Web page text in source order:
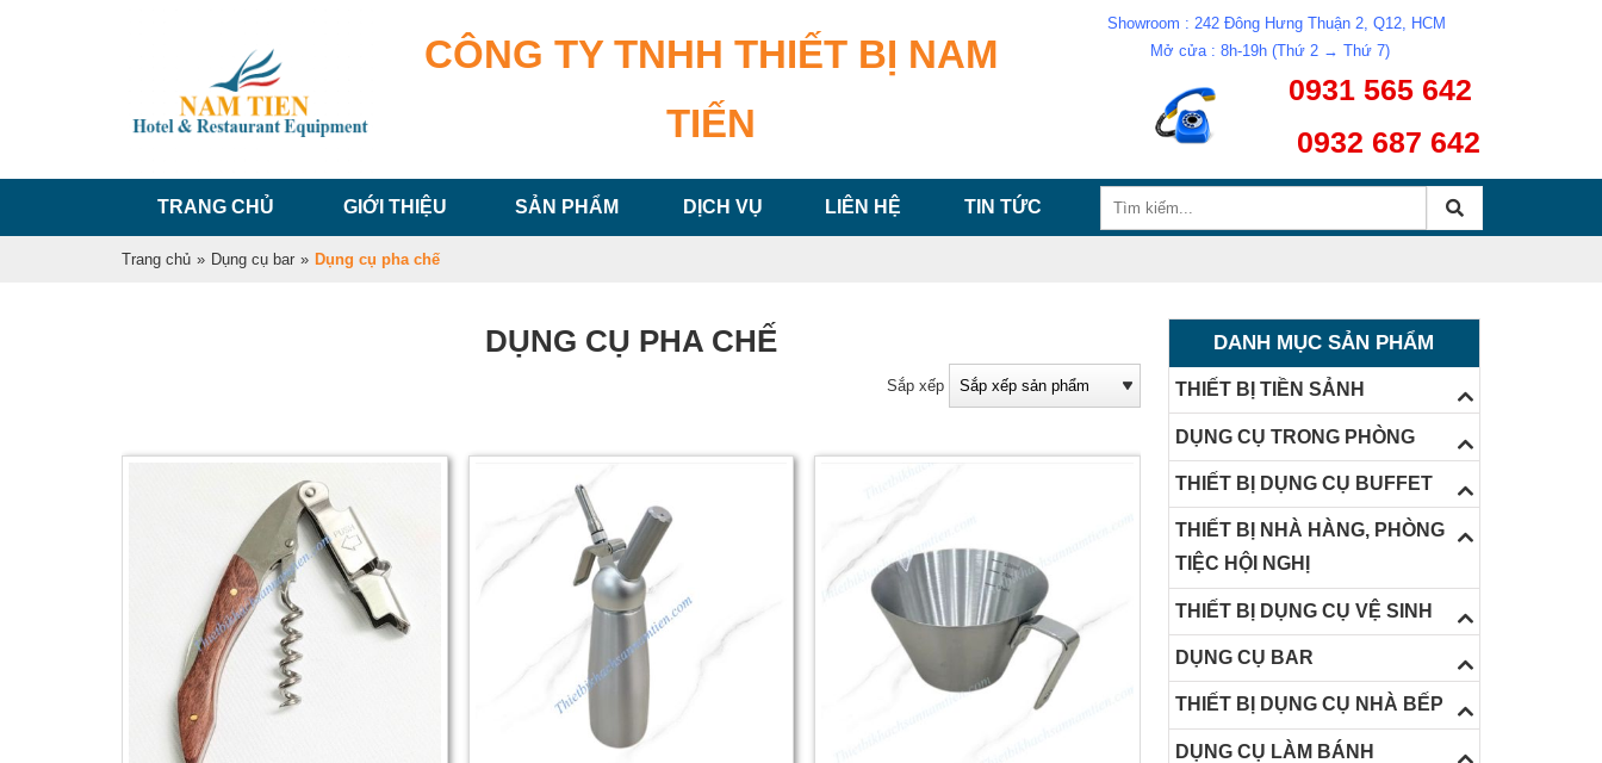
CÔNG TY TNHH THIẾT BỊ NAM
TIẾN
Showroom : 242 Đông Hưng Thuận 2, Q12, HCM
Mở cửa : 8h-19h (Thứ 2 → Thứ 7)
0931 565 642
0932 687 642
TRANG CHỦ GIỚI THIỆU SẢN PHẨM DỊCH VỤ LIÊN HỆ TIN TỨC
Trang chủ » Dụng cụ bar » Dụng cụ pha chế
DỤNG CỤ PHA CHẾ
Sắp xếp
DANH MỤC SẢN PHẨM
THIẾT BỊ TIỀN SẢNH
DỤNG CỤ TRONG PHÒNG
THIẾT BỊ DỤNG CỤ BUFFET
THIẾT BỊ NHÀ HÀNG, PHÒNG
TIỆC HỘI NGHỊ
THIẾT BỊ DỤNG CỤ VỆ SINH
DỤNG CỤ BAR
THIẾT BỊ DỤNG CỤ NHÀ BẾP
DỤNG CỤ LÀM BÁNH